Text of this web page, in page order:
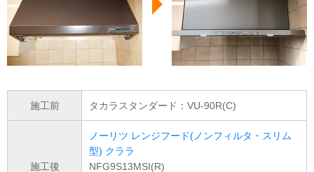
施工前 タカラスタンダード：VU-90R(C)
施工後
ノーリツ レンジフード(ノンフィルタ・スリム
型) クララ
NFG9S13MSI(R)